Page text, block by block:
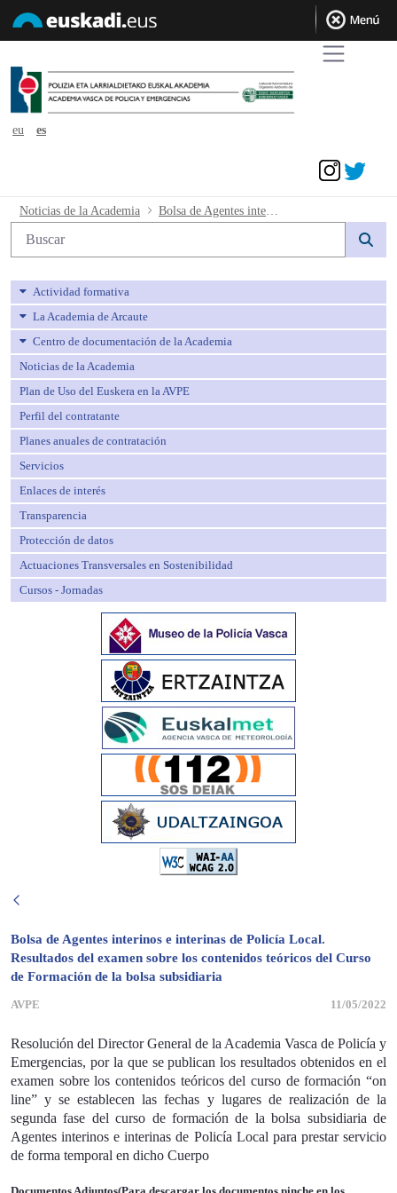
eu
es
Bolsa de Agentes interinos e interinas
Noticias de la Academia
Búsqueda web
Actividad formativa
La Academia de Arcaute
Centro de documentación de la Academia
Noticias de la Academia
Plan de Uso del Euskera en la AVPE
Perfil del contratante
Planes anuales de contratación
Servicios
Enlaces de interés
Transparencia
Protección de datos
Actuaciones Transversales en Sostenibilidad
Cursos - Jornadas
Bolsa de Agentes interinos e interinas de Policía Local.
Resultados del examen sobre los contenidos teóricos del Curso
de Formación de la bolsa subsidiaria
AVPE 11/05/2022
Resolución del Director General de la Academia Vasca de Policía y
Emergencias, por la que se publican los resultados obtenidos en el
examen sobre los contenidos teóricos del curso de formación “on
line” y se establecen las fechas y lugares de realización de la
segunda fase del curso de formación de la bolsa subsidiaria de
Agentes interinos e interinas de Policía Local para prestar servicio
de forma temporal en dicho Cuerpo